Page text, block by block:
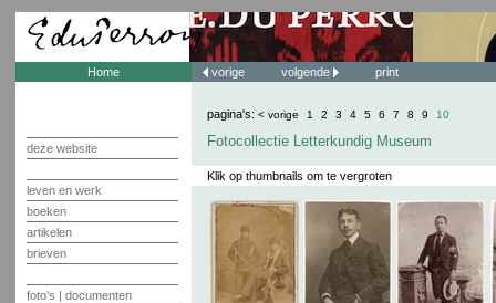
Home
deze website
leven en werk
boeken
artikelen
brieven
foto's | documenten
vorige volgende print
pagina's: < vorige 1 2 3 4 5 6 7 8 9 10
Fotocollectie Letterkundig Museum
Klik op thumbnails om te vergroten